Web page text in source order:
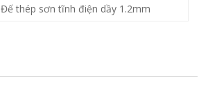
Đế thép sơn tĩnh điện dầy 1.2mm